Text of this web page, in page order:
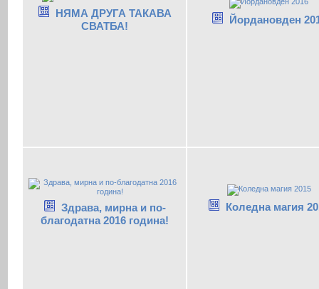
НЯМА ДРУГА ТАКАВА
СВАТБА!
Йордановден
Здрава, мирна и по-
благодатна 2016 година!
Коледна магия